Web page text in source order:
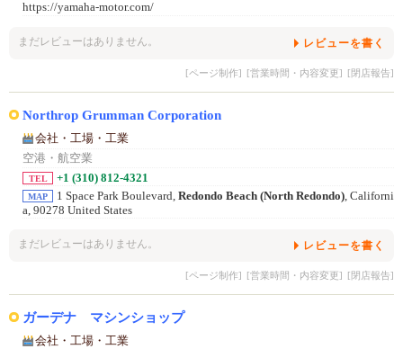
https://yamaha-motor.com/
まだレビューはありません。 レビューを書く
[ページ制作] [営業時間・内容変更] [閉店報告]
Northrop Grumman Corporation
会社・工場・工業
空港・航空業
TEL +1 (310) 812-4321
MAP 1 Space Park Boulevard, Redondo Beach (North Redondo), Californi
a, 90278 United States
まだレビューはありません。 レビューを書く
[ページ制作] [営業時間・内容変更] [閉店報告]
ガーデナ マシンショップ
会社・工場・工業